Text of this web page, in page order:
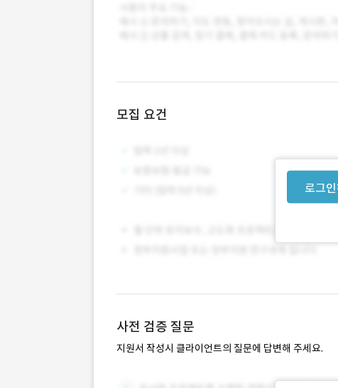
모집 요건
로그
사전 검증 질문
지원서 작성시 클라이언트의 질문에 답변해 주세요.